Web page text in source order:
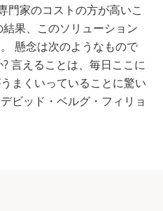
門家のコストの方が高いこ
果、このソリューション
懸念は次のようなもので
言えることは、毎日ここに
まくいっていることに驚い
ビッド・ベルグ・フィリョ